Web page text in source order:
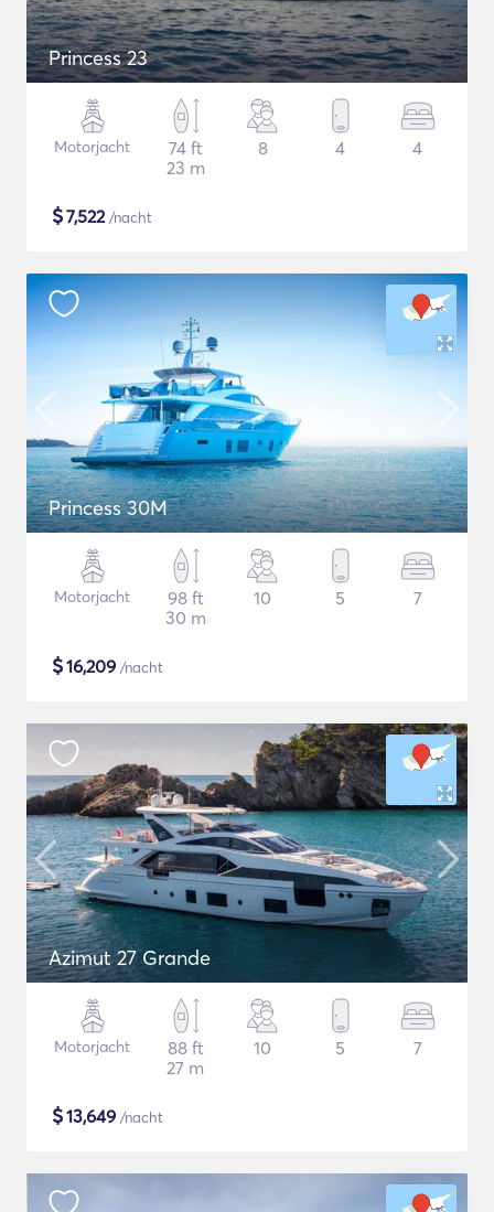
Princess 23
Motorjacht
74 ft
23 m
8 4 4
$7,522/nacht
Princess 30M
Motorjacht
98 ft
30 m
10 5 7
$16,209 /nacht
Azimut 27 Grande
Motorjacht
88 ft
27 m
10 5 7
$13,649 /nacht